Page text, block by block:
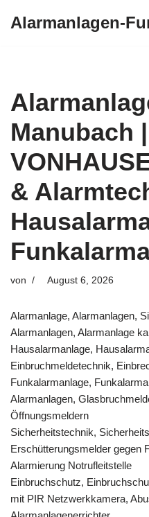
Alarmanlagen-
Manubach |
&
von August 6, 2026
Alarmanlage, Alarmanlagen,
Alarmanlagen, Alarmanlage
Hausalarmanlage,
Einbruchmeldetechnik,
Funkalarmanlage,
Alarmanlagen,
Öffnungsmeldern
Sicherheitstechnik,
Erschütterungsmelder gegen
Alarmierung Notrufleitstelle
Einbruchschutz,
mit PIR Netzwerkkamera,